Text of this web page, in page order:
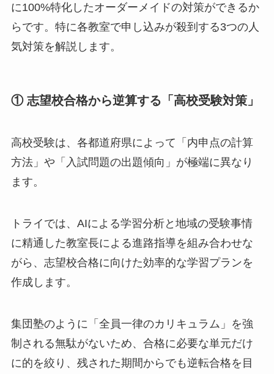
に100%特化したオーダーメイドの対策ができるか
らです。特に各教室で申し込みが殺到する3つの人
気対策を解説します。
① 志望校合格から逆算する「高校受験対策」
高校受験は、各都道府県によって「内申点の計算
方法」や「入試問題の出題傾向」が極端に異なり
ます。
トライでは、AIによる学習分析と地域の受験事情
に精通した教室長による進路指導を組み合わせな
がら、志望校合格に向けた効率的な学習プランを
作成します。
集団塾のように「全員一律のカリキュラム」を強
制される無駄がないため、合格に必要な単元だけ
に的を絞り、残された期間からでも逆転合格を目